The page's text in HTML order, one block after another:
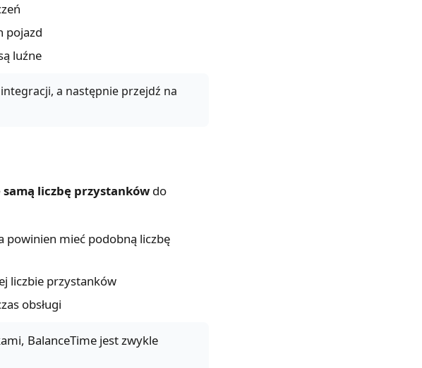
pojazd
luźne
a następnie przejdź na
liczbę przystanków do
powinien mieć podobną liczbę
liczbie przystanków
obsługi
BalanceTime jest zwykle